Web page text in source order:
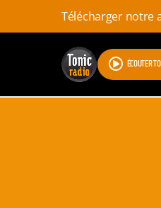
Télécharger notre
ÉCOUTER